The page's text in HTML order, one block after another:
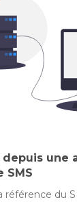
une
SMS
référence du